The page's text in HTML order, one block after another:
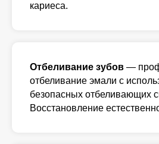
кариеса.
Отбеливание зубов —
отбеливание эмали с
безопасных отбеливающих
Восстановление